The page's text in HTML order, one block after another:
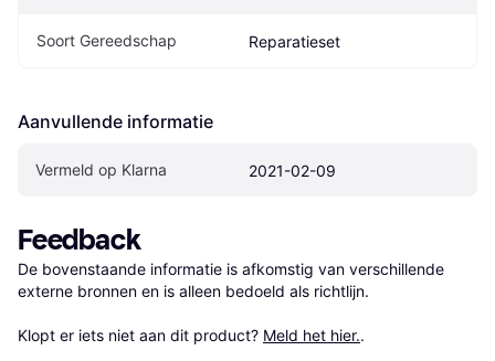
Soort Gereedschap Reparatieset
Aanvullende informatie
Vermeld op Klarna 2021-02-09
Feedback
De bovenstaande informatie is afkomstig van verschillende
externe bronnen en is alleen bedoeld als richtlijn.
Klopt er iets niet aan dit product? Meld het hier..